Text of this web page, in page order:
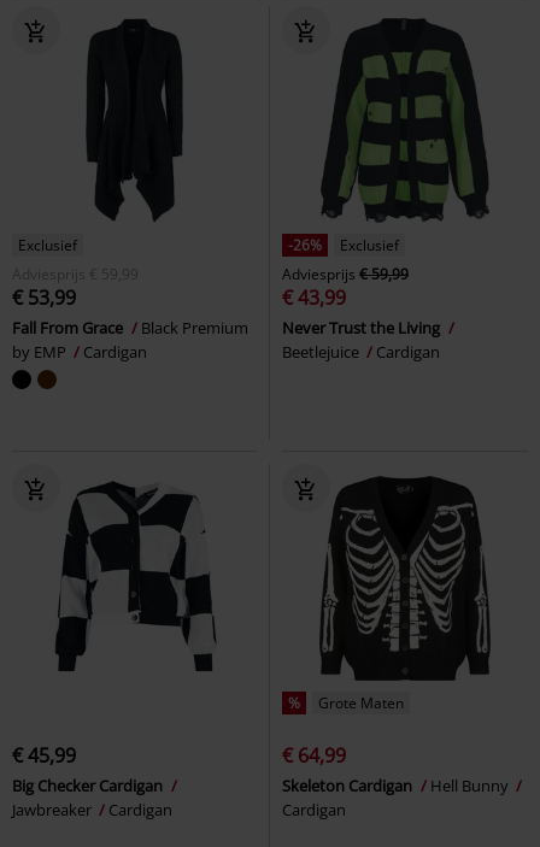
Exclusief
Adviesprijs
€ 59,99
€ 53,99
Fall From Grace
Black Premium
by EMP
Cardigan
-26%
Exclusief
Adviesprijs € 59,99
€ 43,99
Never Trust the Living
Beetlejuice
Cardigan
€ 45,99
Big Checker Cardigan
Jawbreaker
Cardigan
% Grote Maten
€ 64,99
Skeleton Cardigan
Hell Bunny
Cardigan